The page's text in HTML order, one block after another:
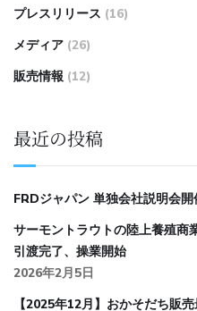
プレスリリース (16)
メディア (26)
販売情報 (12)
最近の投稿
FRDジャパン 単独会社説明会
サーモントラウトの陸上養殖商
引渡完了、操業開始
2026年2月5日
【2025年12月】おかそだち販